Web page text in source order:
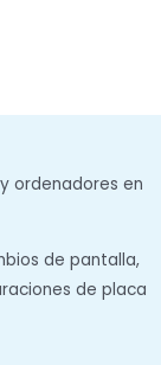
ordenadores en
de pantalla,
de placa